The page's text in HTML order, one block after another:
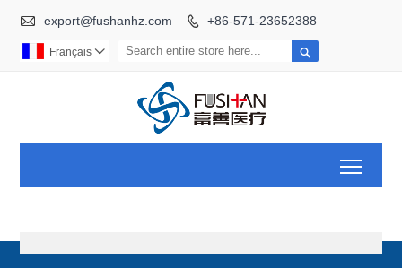
 export@fushanhz.com  +86-571-23652388

Français 